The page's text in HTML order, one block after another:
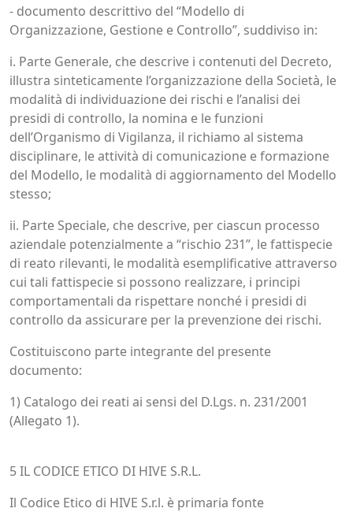
- documento descrittivo del “Modello di
Organizzazione, Gestione e Controllo”, suddiviso in:
i. Parte Generale, che descrive i contenuti del Decreto,
illustra sinteticamente l’organizzazione della Società, le
modalità di individuazione dei rischi e l’analisi dei
presidi di controllo, la nomina e le funzioni
dell’Organismo di Vigilanza, il richiamo al sistema
disciplinare, le attività di comunicazione e formazione
del Modello, le modalità di aggiornamento del Modello
stesso;
ii. Parte Speciale, che descrive, per ciascun processo
aziendale potenzialmente a “rischio 231”, le fattispecie
di reato rilevanti, le modalità esemplificative attraverso
cui tali fattispecie si possono realizzare, i principi
comportamentali da rispettare nonché i presidi di
controllo da assicurare per la prevenzione dei rischi.
Costituiscono parte integrante del presente
documento:
1) Catalogo dei reati ai sensi del D.Lgs. n. 231/2001
(Allegato 1).
5 IL CODICE ETICO DI HIVE S.R.L.
Il Codice Etico di HIVE S.r.l. è primaria fonte